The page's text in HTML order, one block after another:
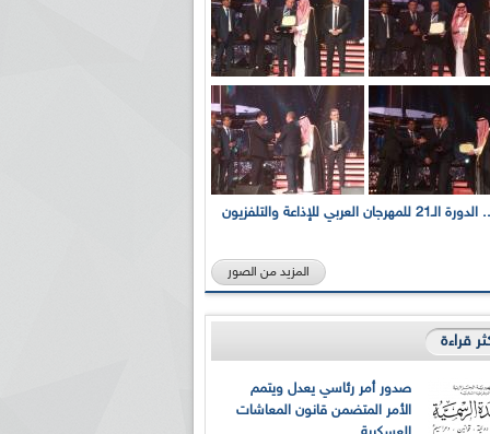
بالصور... الدورة الـ21 للمهرجان العربي للإذاعة والتلفزيون
المزيد من الصور
قراءة
صدور أمر رئاسي يعدل ويتمم
الأمر المتضمن قانون المعاشات